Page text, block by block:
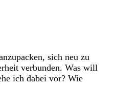
sich neu zu
verbunden. Was will
ich dabei vor? Wie